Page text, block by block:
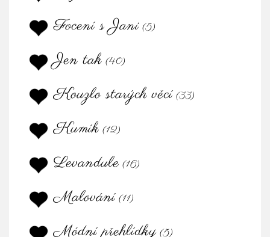
Focení s Jani (5)
Jen tak (40)
Kouzlo starých věcí (33)
Kumík (12)
Levandule (16)
Malování (11)
Módní přehlídky (5)